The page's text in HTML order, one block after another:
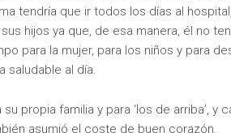
tendría que ir todos los días al
hijos ya que, de esa manera, él no
para la mujer, para los niños y para
saludable al día.
propia familia y para ‘los de arriba’, y
asumió el coste de buen corazón.